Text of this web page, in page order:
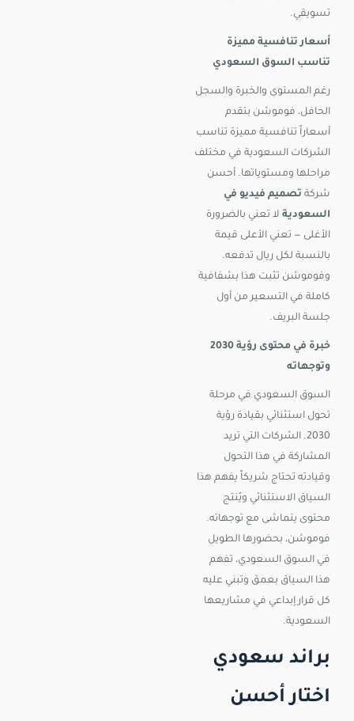
تسويقي.
أسعار تنافسية مميزة
تناسب السوق السعودي
رغم المستوى والخبرة والسجل
الحافل، فوموشن بتقدم
أسعاراً تنافسية مميزة تناسب
الشركات السعودية في مختلف
مراحلها ومستوياتها. أحسن
شركة تصميم فيديو في
السعودية لا تعني بالضرورة
الأغلى — تعني الأعلى قيمة
بالنسبة لكل ريال تدفعه.
وفوموشن تثبت هذا بشفافية
كاملة في التسعير من أول
جلسة البريف.
خبرة في محتوى رؤية 2030
وتوجهاته
السوق السعودي في مرحلة
تحول استثنائي بقيادة رؤية
2030. الشركات التي تريد
المشاركة في هذا التحول
وقيادته تحتاج شريكاً يفهم هذا
السياق الاستثنائي ويُنتج
محتوى يتماشى مع توجهاته.
فوموشن، بحضورها الطويل
في السوق السعودي، تفهم
هذا السياق بعمق وتبني عليه
كل قرار إبداعي في مشاريعها
السعودية.
براند سعودي
اختار أحسن